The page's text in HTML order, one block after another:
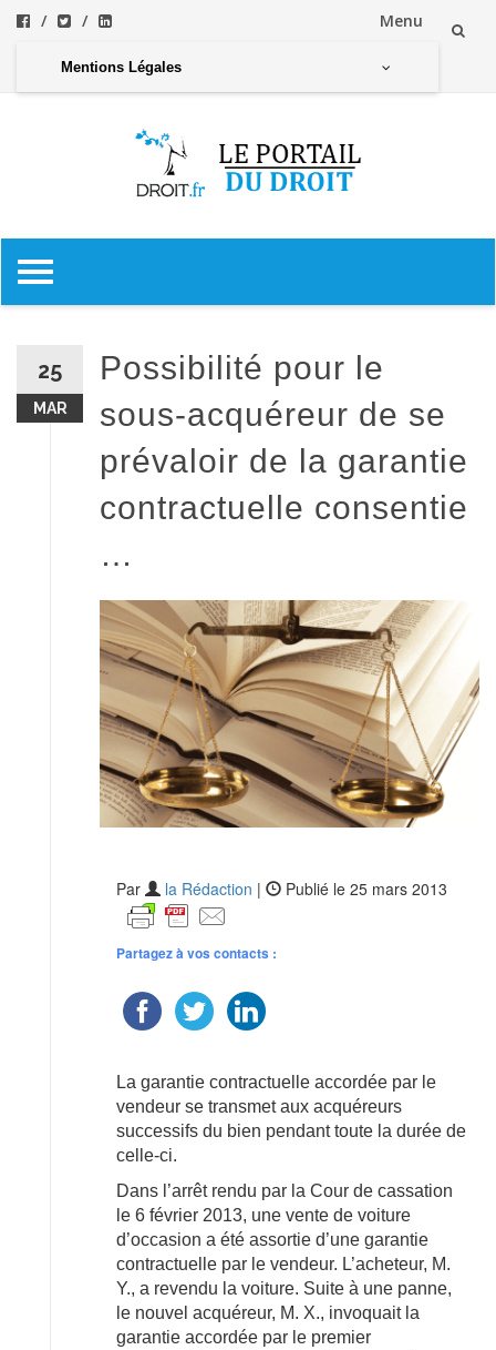
Menu
Mentions Légales
Possibilité pour le
sous-acquéreur de se
prévaloir de la garantie
contractuelle consentie
…
25
MAR
Par la Rédaction | Publié le 25 mars 2013
Partagez à vos contacts :
La garantie contractuelle accordée par le
vendeur se transmet aux acquéreurs
successifs du bien pendant toute la durée de
celle-ci.
Dans l’arrêt rendu par la Cour de cassation
le 6 février 2013, une vente de voiture
d’occasion a été assortie d’une garantie
contractuelle par le vendeur. L’acheteur, M.
Y., a revendu la voiture. Suite à une panne,
le nouvel acquéreur, M. X., invoquait la
garantie accordée par le premier